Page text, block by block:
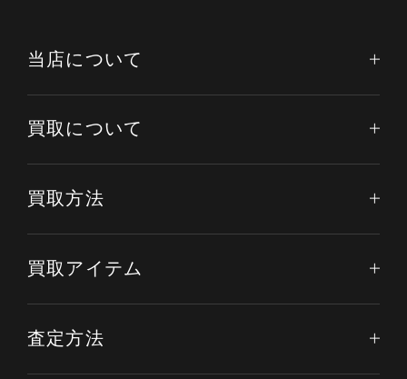
当店について
買取について
買取方法
買取アイテム
査定方法